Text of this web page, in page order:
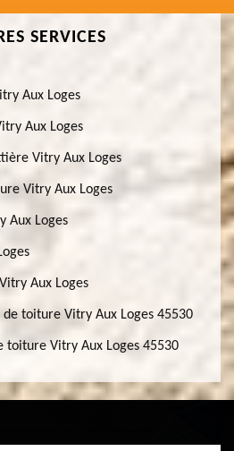
SERVICES
Aux Loges
Aux Loges
Vitry Aux Loges
Vitry Aux Loges
Aux Loges
Aux Loges
toiture Vitry Aux Loges 45530
toiture Vitry Aux Loges 45530